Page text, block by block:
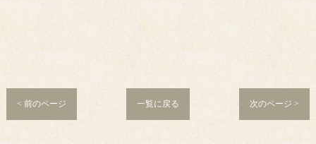
< 前のページ 一覧に戻る 次のページ >